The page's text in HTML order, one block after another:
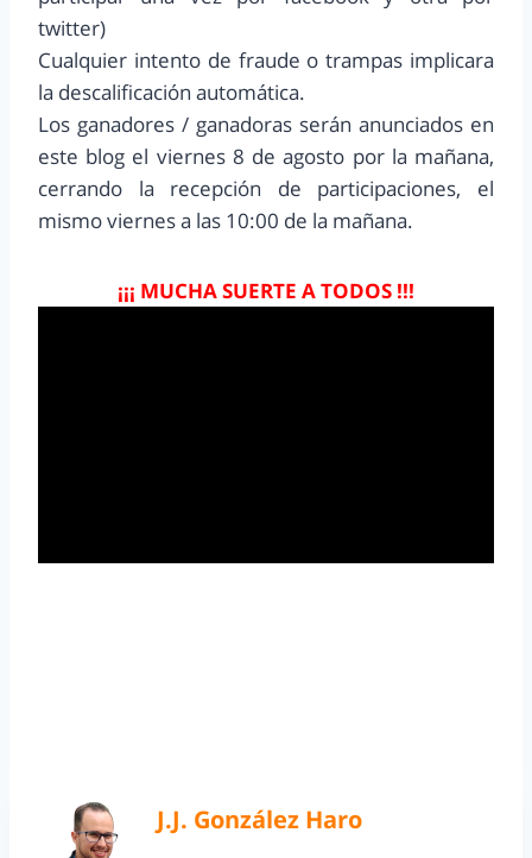
twitter)
Cualquier intento de fraude o trampas implicara
la descalificación automática.
Los ganadores / ganadoras serán anunciados en
este blog el viernes 8 de agosto por la mañana,
cerrando la recepción de participaciones, el
mismo viernes a las 10:00 de la mañana.
¡¡¡ MUCHA SUERTE A TODOS !!!
J.J. González Haro